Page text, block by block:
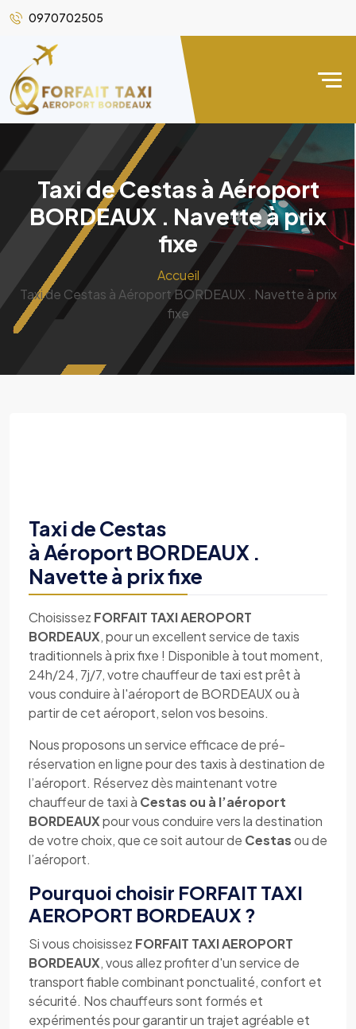
0970702505
Taxi de Cestas à Aéroport
BORDEAUX . Navette à prix
fixe
Accueil
Taxi de Cestas à Aéroport BORDEAUX . Navette à prix
fixe
Taxi de Cestas
à Aéroport BORDEAUX .
Navette à prix fixe
Choisissez FORFAIT TAXI AEROPORT
BORDEAUX, pour un excellent service de taxis
traditionnels à prix fixe ! Disponible à tout moment,
24h/24, 7j/7, votre chauffeur de taxi est prêt à
vous conduire à l'aéroport de BORDEAUX ou à
partir de cet aéroport, selon vos besoins.
Nous proposons un service efficace de pré-
réservation en ligne pour des taxis à destination de
l’aéroport. Réservez dès maintenant votre
chauffeur de taxi à Cestas ou à l’aéroport
BORDEAUXpour vous conduire vers la destination
de votre choix, que ce soit autour de Cestasou de
l’aéroport.
Pourquoi choisir FORFAIT TAXI
AEROPORT BORDEAUX ?
Si vous choisissez FORFAIT TAXI AEROPORT
BORDEAUX, vous allez profiter d'un service de
transport fiable combinant ponctualité, confort et
sécurité. Nos chauffeurs sont formés et
expérimentés pour garantir un trajet agréable et